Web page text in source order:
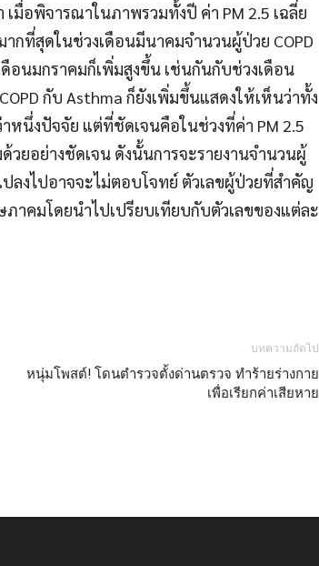
มื่อพิจารณาในภาพรวมทั้งปี ค่า PM 2.5 เฉลี่ย
กที่สุดในช่วงเดือนมีนาคมจำนวนผู้ป่วย COPD
นมกราคมก็เพิ่มสูงขึ้น เช่นกันกับช่วงเดือน
กับ Asthma ก็ยังเพิ่มขึ้นแสดงให้เห็นว่าทั้ง
หนึ่งปัจจัย แต่ที่ชัดเจนคือในช่วงที่ค่า PM 2.5
วยอย่างชัดเจน ดังนั้นการจะรายงานจำนวนผู้
งไปอาจจะไม่ตอบโจทย์ ตัวเลขผู้ป่วยที่สำคัญ
าคมโดยนำไปเปรียบเทียบกับตัวเลขของแต่ละ
บทความถัดไป
หนุ่มโพสต์! โดนตำรวจตั้งด่านตรวจ ทำร้ายร่างกาย
เพื่อเรียกค่าเสียหาย